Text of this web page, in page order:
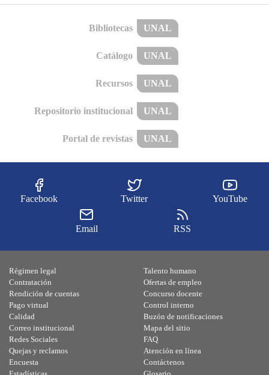
Bibliotecas UNAL
Catálogo UNAL
Recursos UNAL
Repositorio institucional UNAL
Portal de revistas UNAL
Facebook Twitter YouTube
Email RSS
Régimen legal
Contratación
Rendición de cuentas
Pago virtual
Calidad
Talento humano
Ofertas de empleo
Concurso docente
Control interno
Buzón de notificaciones
Correo institucional
Redes Sociales
Quejas y reclamos
Encuesta
Mapa del sitio
FAQ
Atención en línea
Contáctenos